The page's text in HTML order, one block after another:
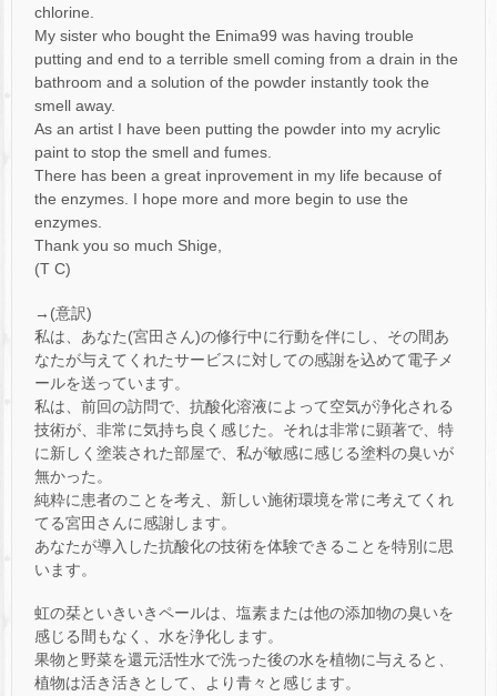
chlorine.
My sister who bought the Enima99 was having trouble
putting and end to a terrible smell coming from a drain in the
bathroom and a solution of the powder instantly took the
smell away.
As an artist I have been putting the powder into my acrylic
paint to stop the smell and fumes.
There has been a great inprovement in my life because of
the enzymes. I hope more and more begin to use the
enzymes.
Thank you so much Shige,
(T C)
→(意訳)
私は、あなた(宮田さん)の修行中に行動を伴にし、その間あ
なたが与えてくれたサービスに対しての感謝を込めて電子メ
ールを送っています。
私は、前回の訪問で、抗酸化溶液によって空気が浄化される
技術が、非常に気持ち良く感じた。それは非常に顕著で、特
に新しく塗装された部屋で、私が敏感に感じる塗料の臭いが
無かった。
純粋に患者のことを考え、新しい施術環境を常に考えてくれ
てる宮田さんに感謝します。
あなたが導入した抗酸化の技術を体験できることを特別に思
います。
虹の栞といきいきペールは、塩素または他の添加物の臭いを
感じる間もなく、水を浄化します。
果物と野菜を還元活性水で洗った後の水を植物に与えると、
植物は活き活きとして、より青々と感じます。